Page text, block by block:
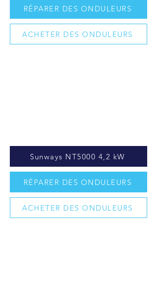
RÉPARER DES ONDULEURS
ACHETER DES ONDULEURS
Sunways NT5000 4,2 kW
RÉPARER DES ONDULEURS
ACHETER DES ONDULEURS